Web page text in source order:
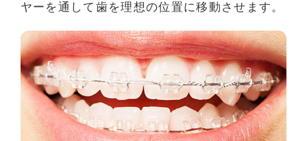
ヤーを通して歯を理想の位置に移動させます。